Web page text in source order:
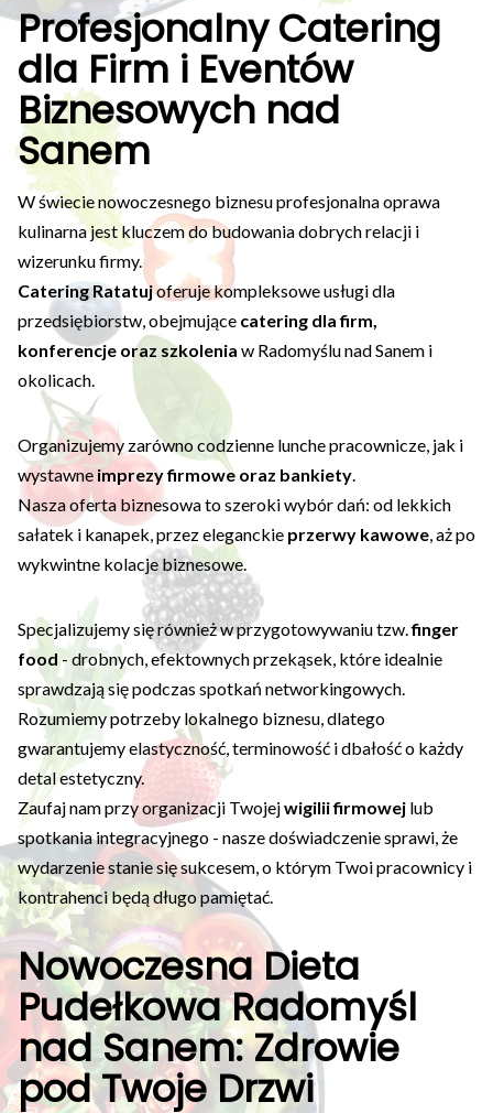
Profesjonalny Catering
dla Firm i Eventów
Biznesowych nad
Sanem
W świecie nowoczesnego biznesu profesjonalna oprawa
kulinarna jest kluczem do budowania dobrych relacji i
wizerunku firmy.
Catering Ratatujoferuje kompleksowe usługi dla
przedsiębiorstw, obejmujące catering dla firm,
konferencje oraz szkolenia w Radomyślu nad Sanem i
okolicach.
Organizujemy zarówno codzienne lunche pracownicze, jak i
wystawne imprezy firmowe oraz bankiety.
Nasza oferta biznesowa to szeroki wybór dań: od lekkich
sałatek i kanapek, przez eleganckie przerwy kawowe, aż po
wykwintne kolacje biznesowe.
Specjalizujemy się również w przygotowywaniu tzw.finger
food - drobnych, efektownych przekąsek, które idealnie
sprawdzają się podczas spotkań networkingowych.
Rozumiemy potrzeby lokalnego biznesu, dlatego
gwarantujemy elastyczność, terminowość i dbałość o każdy
detal estetyczny.
Zaufaj nam przy organizacji Twojejwigilii firmowej lub
spotkania integracyjnego - nasze doświadczenie sprawi, że
wydarzenie stanie się sukcesem, o którym Twoi pracownicy i
kontrahenci będą długo pamiętać.
Nowoczesna Dieta
Pudełkowa Radomyśl
nad Sanem: Zdrowie
pod Twoje Drzwi